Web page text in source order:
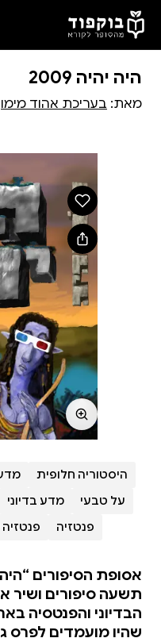
דלג לתוכן הראשי
היה יהיה 2009
מאת: בעריכת אהוד
היסטוריה חלופית מדע
על טבעי
מדע בדיוני
פנטזיה
פנטזיה
תשעה סיפורים ושיר
הבדיוני והפנטסיה
שהיו מועמדים לפרס